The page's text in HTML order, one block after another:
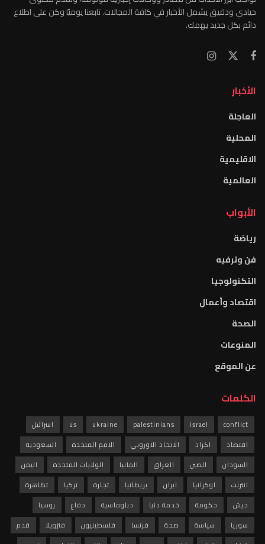
حيادي ودقيق يشمل الأخبار في كافة المجالات. تابعنا يوميًا وكن على اطلاع
دائم بكل جديد يهمك.
الأخبار
العاجلة
المحلية
الاقليمية
العالمية
الأبواب
رياضة
فن وترفيه
التكنولوجيا
اقتصاد وأعمال
الصحة
المنوعات
عن الموقع
الكلمات
conflict
israel
palestinians
ukraine
us
اسرائيل
اقتصاد
اكراد الاتحاد الاوروبي الامم المتحدة
السعودية
السودان
الصين العراق المانيا الولايات المتحدة
اليمن
انترنت
اوكرانيا ايران بريطانيا تجارة تركيا
تظاهرة
جيش
حكومة خدمة دنيا دبلوماسية دفاع
روسيا
سوريا
سياسة صحة فرنسا فلسطينيون فنزويلا
قدم